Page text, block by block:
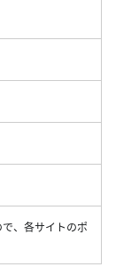
、各サイトのポ